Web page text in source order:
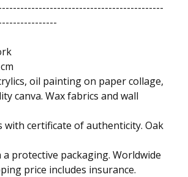
oil painting on paper collage,
canva. Wax fabrics and wall
with certificate of authenticity. Oak
protective packaging. Worldwide
price includes insurance.